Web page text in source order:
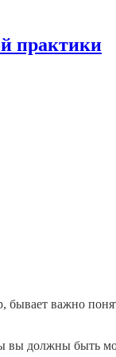
практики
бывает важно
вы должны быть